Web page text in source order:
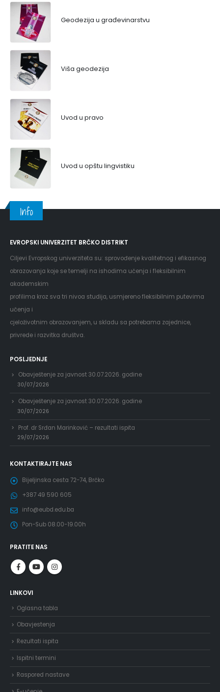
Geodezija u građevinarstvu
Viša geodezija
Uvod u pravo
Uvod u opštu lingvistiku
Info
EVROPSKI UNIVERZITET BRČKO DISTRIKT
Ciljevi Evropskog univerziteta su: sprovođenje kvalitetnog i efikasnog
obrazovanja koje se temelji na ishodima učenja i fleksibilnim
akademskim
profilima kroz sva tri nivoa studija, usmjereno fleksibilnim putevima
učenja i
cjeloživotnim obrazovanjem, u skladu sa potrebama zajednice,
privrede i razvitka društva.
POSLJEDNJE
Obavještenje za javnost 30.07.2026. godine
30/07/2026
Obavještenje za javnost 30.07.2026. godine
30/07/2026
Prof. dr Srđan Marinković – rezultati ispita
29/07/2026
KONTAKTIRAJTE NAS
Bijeljinska cesta 72-74, Brčko
+387 49 590 605
info@eubd.edu.ba
Pon-Sub 08.00-19.00h
PRATITE NAS
LINKOVI
Oglasna tabla
Obavjestenja
Rezultati ispita
Ispitni termini
Raspored nastave